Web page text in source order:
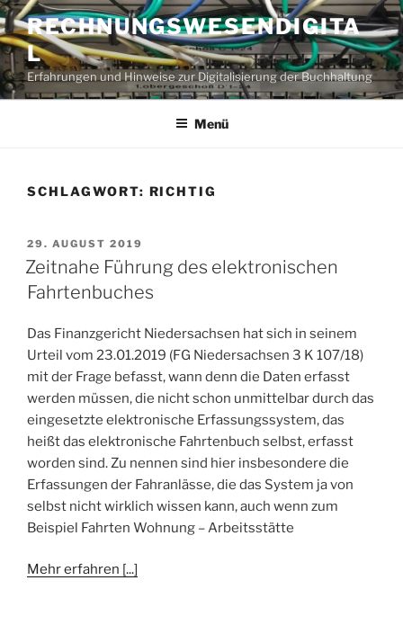
Zum
Inhalt
springen
RECHNUNGSWESENDIGITA
L
Erfahrungen und Hinweise zur Digitalisierung der Buchhaltung
Menü
SCHLAGWORT: RICHTIG
VERÖFFENTLICHT
AM
29. AUGUST 2019
Zeitnahe Führung des elektronischen
Fahrtenbuches
Das Finanzgericht Niedersachsen hat sich in seinem
Urteil vom 23.01.2019 (FG Niedersachsen 3 K 107/18)
mit der Frage befasst, wann denn die Daten erfasst
werden müssen, die nicht schon unmittelbar durch das
eingesetzte elektronische Erfassungssystem, das
heißt das elektronische Fahrtenbuch selbst, erfasst
worden sind. Zu nennen sind hier insbesondere die
Erfassungen der Fahranlässe, die das System ja von
selbst nicht wirklich wissen kann, auch wenn zum
Beispiel Fahrten Wohnung – Arbeitsstätte
Mehr erfahren [...]